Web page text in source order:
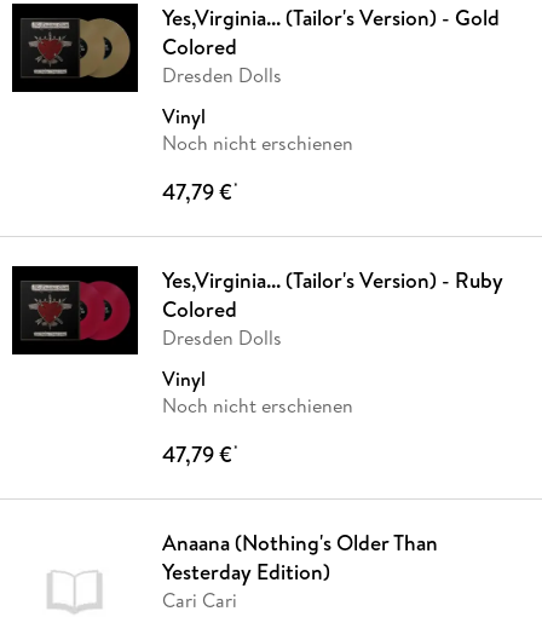
Yes,Virginia... (Tailor's Version) - Gold
Colored
Dresden Dolls
Vinyl
Noch nicht erschienen
47,79 €*
Yes,Virginia... (Tailor's Version) - Ruby
Colored
Dresden Dolls
Vinyl
Noch nicht erschienen
47,79 €*
Anaana (Nothing's Older Than
Yesterday Edition)
Cari Cari